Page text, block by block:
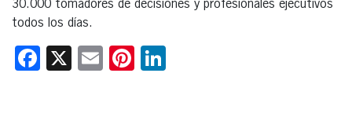
30.000 tomadores de decisiones y profesionales ejecutivos
todos los días.
Facebook
X EmailPinterest